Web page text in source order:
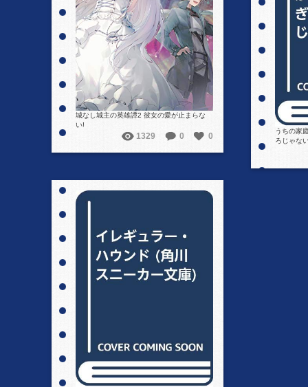
詳細を見る
城なし城主の英雄譚2 彼女の愛が止まらな
い!
1329 0 0
うちの家
ろじゃな